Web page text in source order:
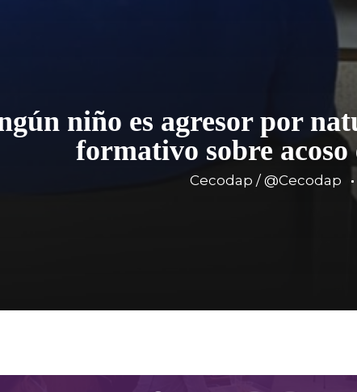
niño es agresor por
formativo sobre acoso
Cecodap / @Cecodap